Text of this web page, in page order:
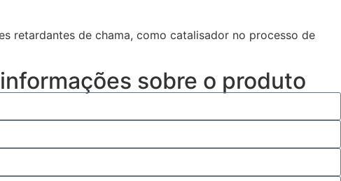
retardantes de chama, como catalisador no processo de
sobre o produto